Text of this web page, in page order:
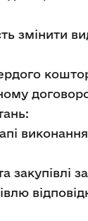
змінити
закупівлі